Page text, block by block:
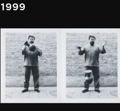
1999